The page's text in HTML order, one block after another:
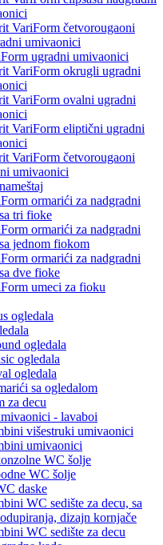
VariForm četvorougaoni
umivaonici
ugradni umivaonici
VariForm okrugli ugradni
VariForm ovalni ugradni
VariForm eliptični ugradni
VariForm četvorougaoni
umivaonici
ormarići za nadgradni
tri fioke
ormarići za nadgradni
jednom fiokom
ormarići za nadgradni
dve fioke
umeci za fioku
ogledala
ogledala
ogledala
ogledala
sa ogledalom
za decu
- lavaboi
višestruki umivaonici
umivaonici
WC šolje
WC šolje
daske
WC sedište za decu, sa
dizajn kornjače
WC sedište za decu